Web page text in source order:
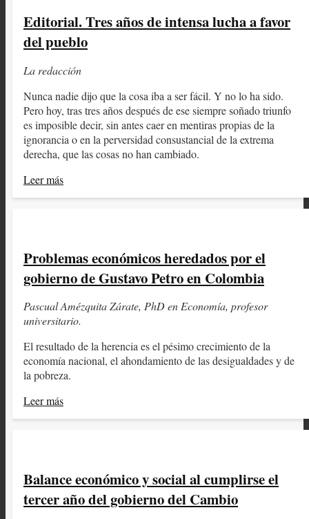
Editorial. Tres años de intensa lucha a favor
del pueblo
La redacción
Nunca nadie dijo que la cosa iba a ser fácil. Y no lo ha sido.
Pero hoy, tras tres años después de ese siempre soñado triunfo
es imposible decir, sin antes caer en mentiras propias de la
ignorancia o en la perversidad consustancial de la extrema
derecha, que las cosas no han cambiado.
Leer más
Problemas económicos heredados por el
gobierno de Gustavo Petro en Colombia
Pascual Amézquita Zárate, PhD en Economía, profesor
universitario.
El resultado de la herencia es el pésimo crecimiento de la
economía nacional, el ahondamiento de las desigualdades y de
la pobreza.
Leer más
Balance económico y social al cumplirse el
tercer año del gobierno del Cambio